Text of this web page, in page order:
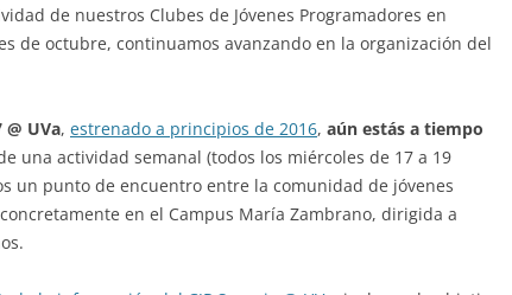
de nuestros Clubes de Jóvenes Programadores en
de octubre, continuamos avanzando en la organización del
@ UVa, estrenado a principios de 2016, aún estás a tiempo
una actividad semanal (todos los miércoles de 17 a 19
un punto de encuentro entre la comunidad de jóvenes
en el Campus María Zambrano, dirigida a